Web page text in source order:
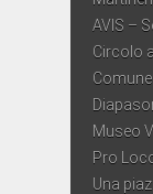
AVIS –
Circolo
Comune
Museo
Pro
Una